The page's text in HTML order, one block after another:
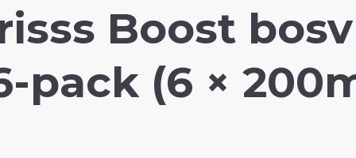
Boost
pack (6 ×